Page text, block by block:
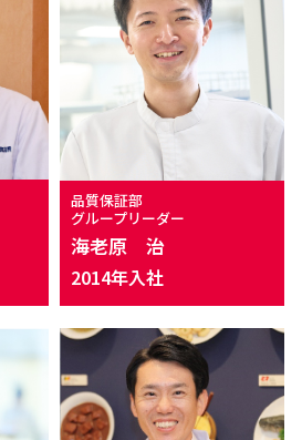
品質保証部
グループリーダー
海老原 治
2014年入社